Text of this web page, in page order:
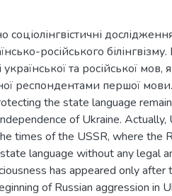
соціолінгвістичні
російського
та російської мов,
респондентами першої мови.
the state language
of Ukraine. Actually,
times of the USSR, where the
language without any legal
has appeared only
of Russian aggression in